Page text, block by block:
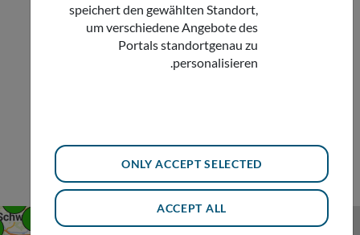
HOCHWASSER
speichert den gewählten Standort,
um verschiedene Angebote des
Portals standortgenau zu
personalisieren.
ONLY ACCEPT SELECTED
ACCEPT ALL